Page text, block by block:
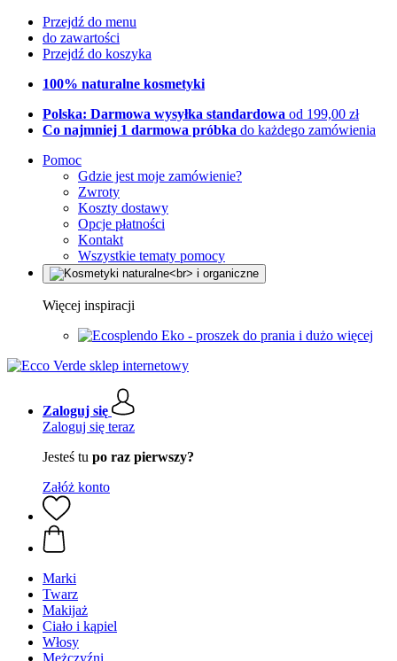
Przejdź do menu
do zawartości
Przejdź do koszyka
100% naturalne kosmetyki
Polska: Darmowa wysyłka standardowa od 199,00 zł
Co najmniej 1 darmowa próbka do każdego zamówienia
Pomoc
Gdzie jest moje zamówienie?
Zwroty
Koszty dostawy
Opcje płatności
Kontakt
Wszystkie tematy pomocy
Więcej inspiracji
Eko - proszek do prania i dużo więcej
Zaloguj się
Zaloguj się teraz
Jesteś tu po raz pierwszy?
Załóż konto
Marki
Twarz
Makijaż
Ciało i kąpiel
Włosy
Mężczyźni